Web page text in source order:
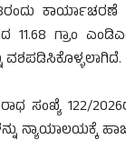
ಕಾರ್ಯಾಚರಣೆ
ಗ್ರಾಂ
ಸಂಖ್ಯೆ 122/
ನ್ಯಾಯಾಲಯಕ್ಕೆ